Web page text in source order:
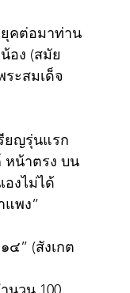
คต่อมาท่าน
อง (สมัย
ะสมเด็จ
ยญรุ่นแรก
หน้าตรง บน
งไม่ได้
แพง”
๔” (สังเกต